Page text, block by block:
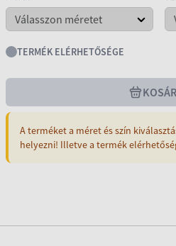
TERMÉK ELÉRHETŐSÉGE
A terméket a méret és szín
helyezni! Illetve a termék